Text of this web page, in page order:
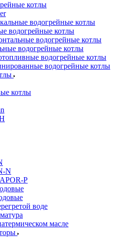
котлы
водогрейные котлы
водогрейные котлы
водогрейные котлы
водогрейные котлы
водогрейные котлы
водогрейные котлы
котлы
N
P
воде
масле